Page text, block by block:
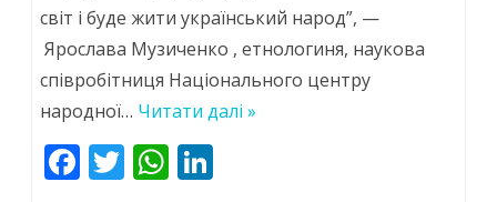
єднає!
світ і буде жити український народ”, —
Ярослава Музиченко , етнологиня, наукова
співробітниця Національного центру
народної… Читати далі »
F T W